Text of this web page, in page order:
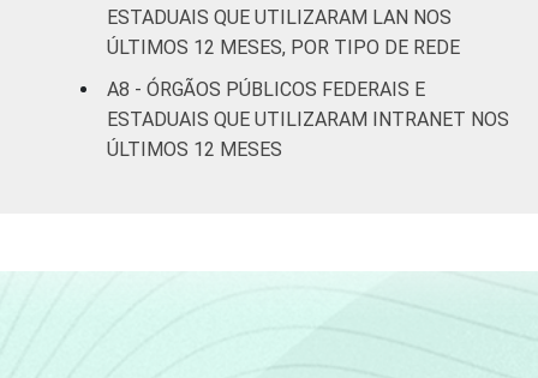
ESTADUAIS QUE UTILIZARAM LAN NOS
ÚLTIMOS 12 MESES, POR TIPO DE REDE
A8 - ÓRGÃOS PÚBLICOS FEDERAIS E
ESTADUAIS QUE UTILIZARAM INTRANET NOS
ÚLTIMOS 12 MESES